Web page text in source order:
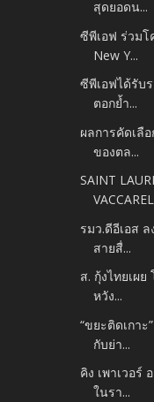
สุดยอดน...
ซีพีเอฟ ร่วม
New Y...
ซีพีเอฟได้รับร
ตอกย้ำ...
ผลการคัดเลื
ของตล...
SAINT
รมว.ดีอีเอส
สายสื่...
ส. กุ้งไทยเผ
หวัง...
“ขยะติดเกา
กับย่า...
คิง เพาเวอ
ในรา...